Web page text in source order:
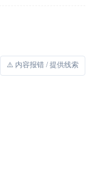
⚠️ 内容报错 / 提供线索